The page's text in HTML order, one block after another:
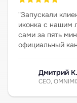
"Запускали
иконка с нашим
сами за пять
официальный
Дмитрий К.
CEO,